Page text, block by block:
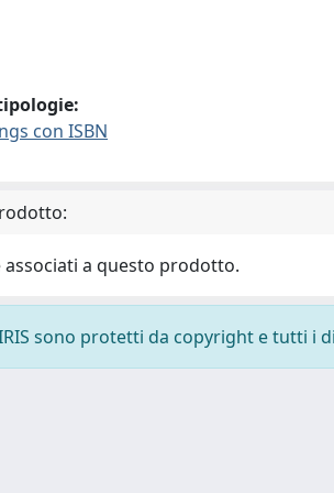
con ISBN
associati a questo prodotto.
sono protetti da copyright e tutti i